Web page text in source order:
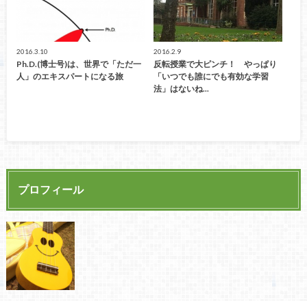
2016.3.10
Ph.D.(博士号)は、世界で「ただ一
人」のエキスパートになる旅
2016.2.9
反転授業で大ピンチ！ やっぱり
「いつでも誰にでも有効な学習
法」はないね...
プロフィール